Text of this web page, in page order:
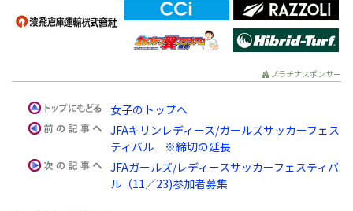
プラチナスポンサー
女子のトップへ
JFAキリンレディース/ガールズサッカーフェス
ティバル ※締切の延長
JFAガールズ/レディースサッカーフェスティバ
ル（11／23)参加者募集